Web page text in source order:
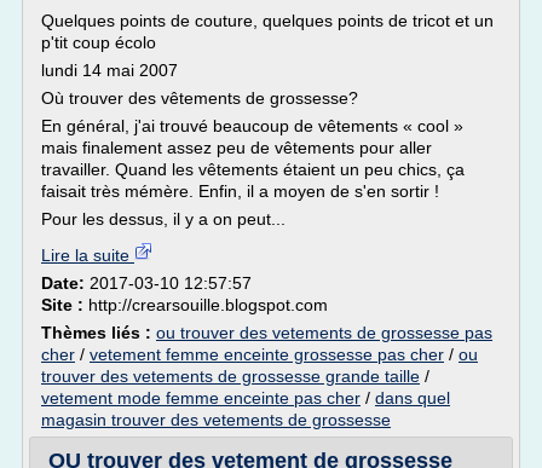
Quelques points de couture, quelques points de tricot et un
p'tit coup écolo
lundi 14 mai 2007
Où trouver des vêtements de grossesse?
En général, j'ai trouvé beaucoup de vêtements « cool »
mais finalement assez peu de vêtements pour aller
travailler. Quand les vêtements étaient un peu chics, ça
faisait très mémère. Enfin, il a moyen de s'en sortir !
Pour les dessus, il y a on peut...
Lire la suite
Date: 2017-03-10 12:57:57
Site : http://crearsouille.blogspot.com
Thèmes liés : ou trouver des vetements de grossesse pas
cher / vetement femme enceinte grossesse pas cher / ou
trouver des vetements de grossesse grande taille /
vetement mode femme enceinte pas cher / dans quel
magasin trouver des vetements de grossesse
OU trouver des vetement de grossesse